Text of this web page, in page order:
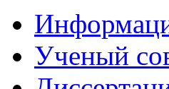
Ученый